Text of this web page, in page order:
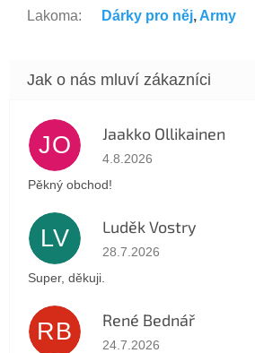
Lakoma: Dárky pro něj, Army
JO Jaakko Ollikainen
Hodnocení obchodu je 5 z
4.8.2026
Pěkný obchod!
LV Luděk Vostry
Hodnocení obchodu je 5 z
28.7.2026
Super, děkuji.
RB René Bednář
Hodnocení obchodu je 5 z
24.7.2026